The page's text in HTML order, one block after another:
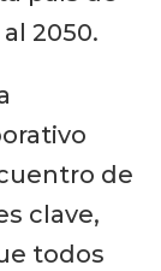
2050.
de
clave,
todos